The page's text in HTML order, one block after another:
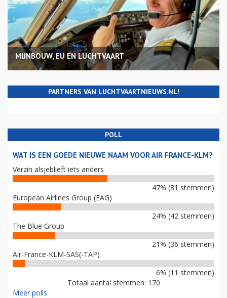
MIJNBOUW, EU EN LUCHTVAART
PARTNERS VAN LUCHTVAARTNIEUWS.NL!
POLL
WAT IS EEN GOEDE NIEUWE NAAM VOOR AIR FRANCE-KLM?
Verzin alsjeblieft iets anders
47% (81 stemmen)
European Airlines Group (EAG)
24% (42 stemmen)
The Blue Group
21% (36 stemmen)
Air-France-KLM-SAS(-TAP)
6% (11 stemmen)
Totaal aantal stemmen: 170
Meer polls